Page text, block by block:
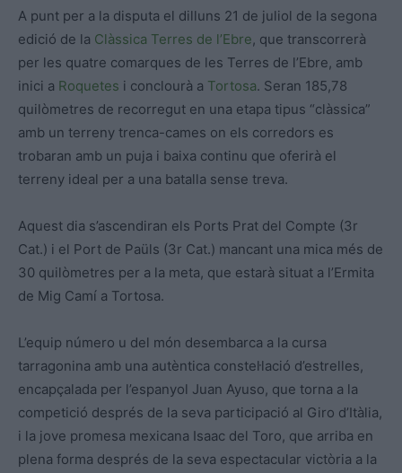
A punt per a la disputa el dilluns 21 de juliol de la segona
edició de la Clàssica Terres de l’Ebre, que transcorrerà
per les quatre comarques de les Terres de l’Ebre, amb
inici a Roquetes i conclourà a Tortosa. Seran 185,78
quilòmetres de recorregut en una etapa tipus “clàssica”
amb un terreny trenca-cames on els corredors es
trobaran amb un puja i baixa continu que oferirà el
terreny ideal per a una batalla sense treva.
Aquest dia s’ascendiran els Ports Prat del Compte (3r
Cat.) i el Port de Paüls (3r Cat.) mancant una mica més de
30 quilòmetres per a la meta, que estarà situat a l’Ermita
de Mig Camí a Tortosa.
L’equip número u del món desembarca a la cursa
tarragonina amb una autèntica constel·lació d’estrelles,
encapçalada per l’espanyol Juan Ayuso, que torna a la
competició després de la seva participació al Giro d’Itàlia,
i la jove promesa mexicana Isaac del Toro, que arriba en
plena forma després de la seva espectacular victòria a la